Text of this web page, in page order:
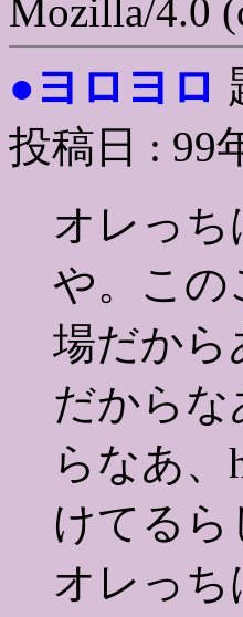
Mozilla/4.0
● ヨロヨロ
投稿日 : 99
オレっ
や。この
場だから
だから
らなあ、
けてるら
オレっ